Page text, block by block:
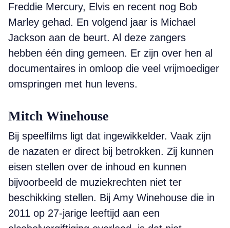
Freddie Mercury, Elvis en recent nog Bob
Marley gehad. En volgend jaar is Michael
Jackson aan de beurt. Al deze zangers
hebben één ding gemeen. Er zijn over hen al
documentaires in omloop die veel vrijmoediger
omspringen met hun levens.
Mitch Winehouse
Bij speelfilms ligt dat ingewikkelder. Vaak zijn
de nazaten er direct bij betrokken. Zij kunnen
eisen stellen over de inhoud en kunnen
bijvoorbeeld de muziekrechten niet ter
beschikking stellen. Bij Amy Winehouse die in
2011 op 27-jarige leeftijd aan een